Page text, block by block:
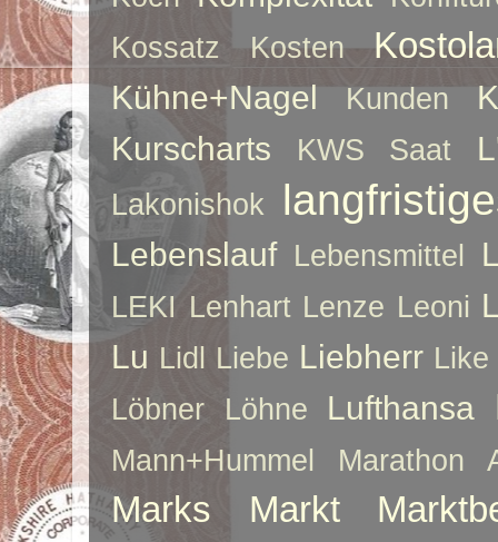
Kossatz
Kosten
Kühne+Nagel Kunden
Kurscharts
KWS Saat
Lakonishok
Lebenslauf Lebensmittel
LEKI Lenhart Lenze Leoni
Lu Lidl Liebe Liebherr Like
Löbner
Löhne Lufthansa
Mann+Hummel Marathon
Marks Markt